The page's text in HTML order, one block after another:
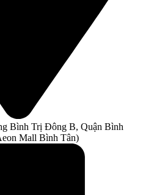
Bình Trị Đông B, Quận Bình
Mall Bình Tân)